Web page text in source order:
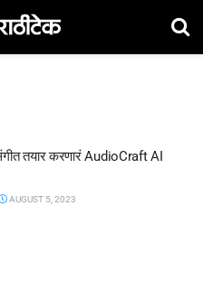
तयार करणारं AudioCraft AI
AUGUST 5, 2023